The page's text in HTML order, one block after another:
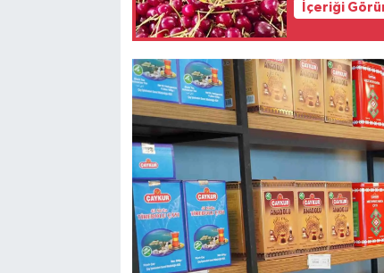
İçeriği